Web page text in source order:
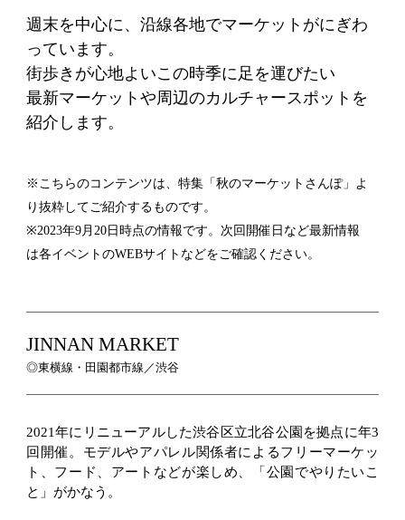
週末を中心に、沿線各地でマーケットがにぎわ
っています。
街歩きが心地よいこの時季に足を運びたい
最新マーケットや周辺のカルチャースポットを
紹介します。
※こちらのコンテンツは、特集「秋のマーケットさんぽ」よ
り抜粋してご紹介するものです。
※2023年9月20日時点の情報です。次回開催日など最新情報
は各イベントのWEBサイトなどをご確認ください。
JINNAN MARKET
◎東横線・田園都市線／渋谷
2021年にリニューアルした渋谷区立北谷公園を拠点に年3
回開催。モデルやアパレル関係者によるフリーマーケッ
ト、フード、アートなどが楽しめ、「公園でやりたいこ
と」がかなう。